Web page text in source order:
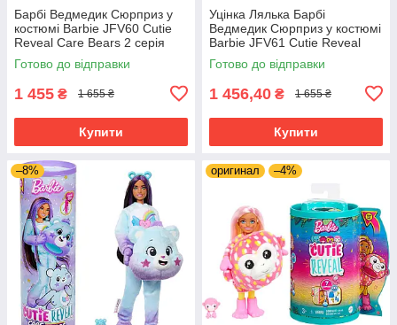
Барбі Ведмедик Сюрприз у
костюмі Barbie JFV60 Cutie
Reveal Care Bears 2 серія
Готово до відправки
1 455 ₴ 1 655 ₴
Купити
Уцінка Лялька Барбі
Ведмедик Сюрприз у костюмі
Barbie JFV61 Cutie Reveal
Care Bears 2 серія
Готово до відправки
1 456,40 ₴ 1 655 ₴
Купити
–8% оригинал –4%